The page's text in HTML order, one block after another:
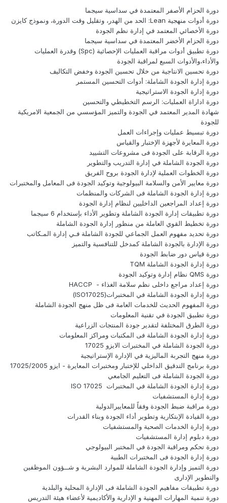
دورة الحزام الأصفر المعتمدة في سداسية سيجما
دورة أدوات منهجية Lean: الحد من الهدر، وتقليل وقت الدورة، ونموذج كايزن
دورة الأخصائي المعتمد في إدارة نظم الجودة
دورة الحزام الأخضر المعتمدة في سداسية سيجما
دورة تطبيق أدوات مراقبة العمليات الإحصائية (Spc) وقدرة العمليات
والأداء،والأدوات السبع لمراقبة الجودة
دورة تحسين الانتاجية من خلال تحسين الجودة وخفض التكاليف
دورة إدارة الجودة الشاملة: أدوات التحسين المستمر
دورة إدارة الجودة الاستراتيجية
دورة اداراة العمليات: الرسم التخطيطي والتحسين
شهادة المدير المعتمد في الجودة والتميز المؤسسي من الجمعية الامريكية
للجودة
دورة تبسيط عمليات وإجراءات العمل
دورة المعايرة لأجهزة الإختبار والقياس
دورة الرقابة على الجودة فى مشروعات التشييد
دورة الجودة الشاملة في إدارة التدريب والتطوير
دورة الخطوات العملية لإدارة الجودة بروح الفريق
دورة معايير الأمن والسلامة البيولوجية وتوكيد الجودة فى المعامل والمختبرات
دورة إدارة الجودة الشاملة فى الشركات والمنظمات
دورة إعداد المراجعين الداخليين لنظام إدارة الجودة
دورة تطبيقات إدارة الجودة الشاملة وتطوير الأداء بإستخدام 6 سيجما
دورة تخطيط القوي العاملة من منظور إدارة الجودة الشاملة
دورة تحديد مفهوم العمل الجماعي للجودة الشاملة فـي إدارة المـكاتب
دورة الإدارة بالجودة الشاملة كمدخل للتنافسية والتميز
دورة قياس دور ضابط الجودة
دورة إدارة الجودة الشاملة TQM
دورة QMS نظام إدارة وتوكيد الجودة
دورة إعداد مراجع داخلى نظم سلامة الغذاء - HACCP
دورة إدارة الجودة الشاملة في المختبرات(ISO17025)
دورة المفهوم الحديث للخدمات العامة فى ظل منهج الجودة الشاملة
دورة تطبيق الجودة في تقنية المعلومات
دورة الطرق المختلفة لتقدير جودة المنتجات الزراعية
دورة إدارة الجودة الشاملة فى المكتبات ومراكز المعلومات
دورة الجودة الشاملة في المختبرات الايزو 17025
دورة منهج التجربة الماليزية في الإدارة الإستراتيجية
دورة برنامج التدقيق الداخلي للإختبار ومختبرات المعايرة - ايزو 17025/2005
دورة الجودة الشاملة فى التعليم الجامعي
دورة إدارة الجودة الشاملة في المختبرات ISO 17025
دورة إدارة المستشفيات
دورة مراقبة ضبط الجودة وفقاً للمعاييرالدولية
دورة القيادة الإبتكارية وتطوير أداء الجودة وبناء القدرات
دورة إدارة الخدمات الصحية والمستشفيات
دورة دبلوم إدارة المستشفيات
دورة تحكم ومراقبة الجودة في المختبر البيولوجي
دورة إدارة الجودة فى المختبرات الطبية
دورة التميز وإدارة الجودة الشاملة للموارد البشرية و شــؤون الموظفين
والتطوير الإدارى
دورة تطبيقات مفاهيم الجودة الشاملة فى الإدارة المحلية والبلدية
دورة تنمية المهارات المهنية و الإدارية والأكاديمية لأعضاء هيئة التدريس